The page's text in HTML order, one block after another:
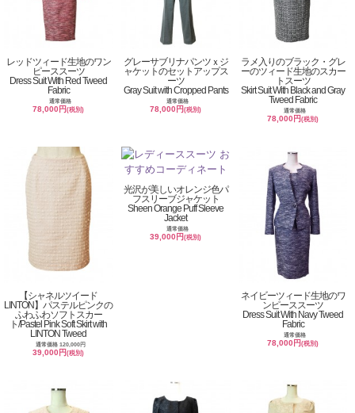
レッドツィード生地のワン
ピーススーツ
Dress Suit With Red Tweed
Fabric
通常価格
78,000円(税別)
グレーサブリナパンツｘジ
ャケットのセットアップス
ーツ
Gray Suit with Cropped Pants
通常価格
78,000円(税別)
ラメ入りのブラック・グレ
ーのツィード生地のスカー
トスーツ
Skirt Suit With Black and Gray
Tweed Fabric
通常価格
78,000円(税別)
【シャネルツイード
LINTON】パステルピンクの
ふわふわソフトスカー
ト/Pastel Pink Soft Skirt with
LINTON Tweed
通常価格 120,000円
39,000円(税別)
光沢が美しいオレンジ色パ
フスリーブジャケット
Sheen Orange Puff Sleeve
Jacket
通常価格
39,000円(税別)
ネイビーツィード生地のワ
ンピーススーツ
Dress Suit With Navy Tweed
Fabric
通常価格
78,000円(税別)